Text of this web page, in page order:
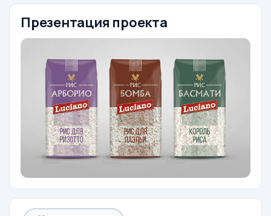
Презентация проекта